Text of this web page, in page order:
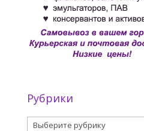
Рубрики
Рубрики